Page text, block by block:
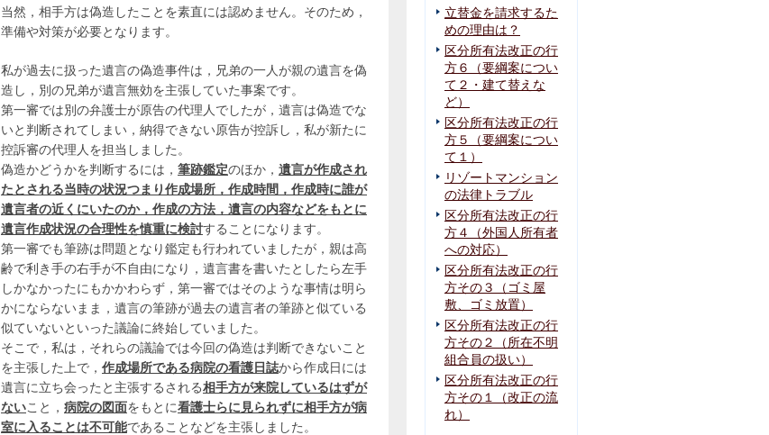
当然，相手方は偽造したことを素直には認めません。そのため，
準備や対策が必要となります。
私が過去に扱った遺言の偽造事件は，兄弟の一人が親の遺言を偽
造し，別の兄弟が遺言無効を主張していた事案です。
第一審では別の弁護士が原告の代理人でしたが，遺言は偽造でな
いと判断されてしまい，納得できない原告が控訴し，私が新たに
控訴審の代理人を担当しました。
偽造かどうかを判断するには， 筆跡鑑定のほか， 遺言が作成され
たとされる当時の状況つまり作成場所，作成時間，作成時に誰が
遺言者の近くにいたのか，作成の方法，遺言の内容などをもとに
遺言作成状況の合理性を慎重に検討することになります。
第一審でも筆跡は問題となり鑑定も行われていましたが，親は高
齢で利き手の右手が不自由になり，遺言書を書いたとしたら左手
しかなかったにもかかわらず，第一審ではそのような事情は明ら
かにならないまま，遺言の筆跡が過去の遺言者の筆跡と似ている
似ていないといった議論に終始していました。
そこで，私は，それらの議論では今回の偽造は判断できないこと
を主張した上で， 作成場所である病院の看護日誌から作成日には
遺言に立ち会ったと主張するされる相手方が来院しているはずが
ないこと， 病院の図面をもとに看護士らに見られずに相手方が病
室に入ることは不可能であることなどを主張しました。
立替金を請求するた
めの理由は？
区分所有法改正の行
方６（要綱案につい
て２・建て替えな
ど）
区分所有法改正の行
方５（要綱案につい
て１）
リゾートマンション
の法律トラブル
区分所有法改正の行
方４（外国人所有者
への対応）
区分所有法改正の行
方その３（ゴミ屋
敷、ゴミ放置）
区分所有法改正の行
方その２（所在不明
組合員の扱い）
区分所有法改正の行
方その１（改正の流
れ）